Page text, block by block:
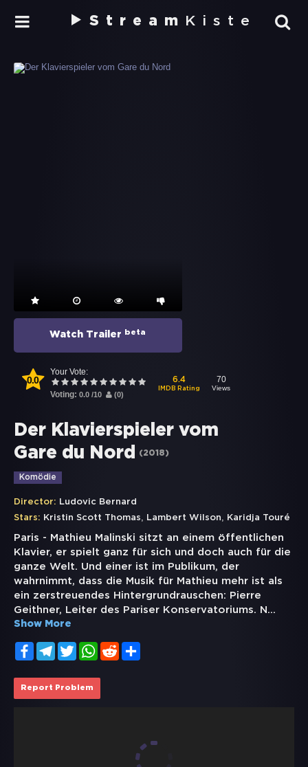
Stream Kiste
Watch Trailer beta
0.0
Your Vote:
Voting: 0.0 /10 (0)
6.4
IMDB Rating
70
Views
Der Klavierspieler vom
Gare du Nord
(2018)
Komödie
Director: Ludovic Bernard
Stars: Kristin Scott Thomas, Lambert Wilson, Karidja Touré
Paris - Mathieu Malinski sitzt an einem öffentlichen
Klavier, er spielt ganz für sich und doch auch für die
ganze Welt. Und einer ist im Publikum, der
wahrnimmt, dass die Musik für Mathieu mehr ist als
ein zerstreuendes Hintergrundrauschen: Pierre
Geithner, Leiter des Pariser Konservatoriums. N ...
Show More
FacebookTelegramTwitterWhatsApp
Reddit
Report Problem